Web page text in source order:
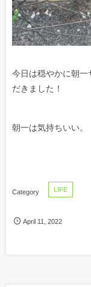
今日は穏やかに朝一
だきました！
朝一は気持ちいい。
LIFE
April 11 ,2022